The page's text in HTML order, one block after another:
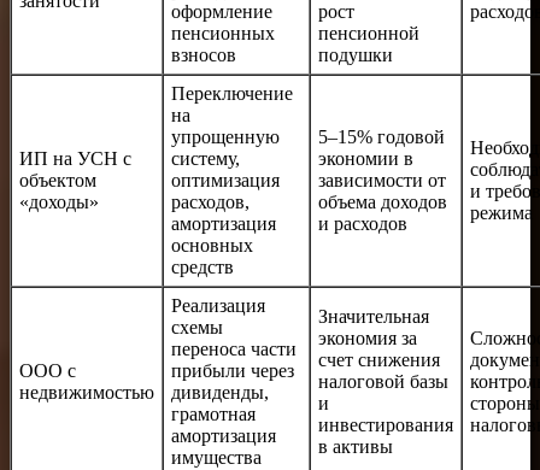
оформление
пенсионных
взносов
рост
пенсионной
подушки
ИП на УСН с
объектом
«доходы»
Переключение
на
упрощенную
систему,
оптимизация
расходов,
амортизация
основных
средств
5–15% годовой
экономии в
зависимости от
объема доходов
и расходов
и
режима
ООО с
недвижимостью
Реализация
схемы
переноса части
прибыли через
дивиденды,
грамотная
амортизация
имущества
Значительная
экономия за
счет снижения
налоговой базы
и
инвестирования
в активы
стороны